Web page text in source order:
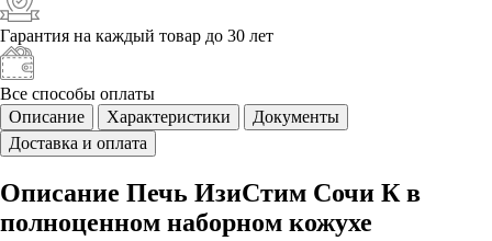
Гарантия на каждый товар до 30 лет
Все способы оплаты
Описание
Характеристики
Документы
Доставка и оплата
Описание Печь ИзиСтим Сочи К в
полноценном наборном кожухе